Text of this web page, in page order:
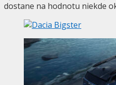
dostane na hodnotu niekde